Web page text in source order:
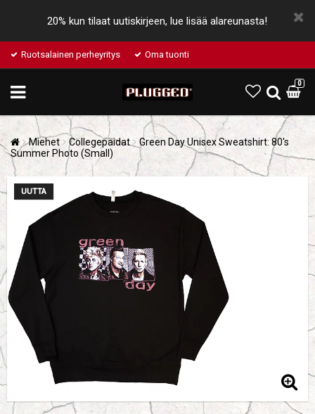
20% kun tilaat uutiskirjeen, lue lisää alareunasta!
Ruotsalainen perheyritys Oma tuonti
0
Miehet Collegepaidat
Green Day Unisex Sweatshirt: 80's
Summer Photo (Small)
UUTTA